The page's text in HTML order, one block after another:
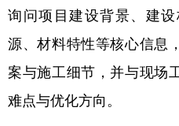
辽宁 吉林
浙江 安徽
山东
询问项目建设背景、建
源、材料特性等核心信息
案与施工细节，并与现场
难点与优化方向。